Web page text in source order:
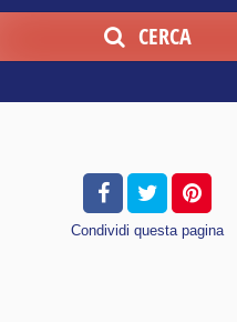
CERCA
Condividi questa pagina